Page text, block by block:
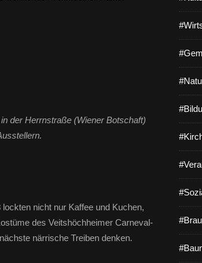
der Herrnstraße (Wiener Botschaft)
nicht nur Kaffee und Kuchen,
des Veitshöchheimer Carneval-
närrische Treiben denken.